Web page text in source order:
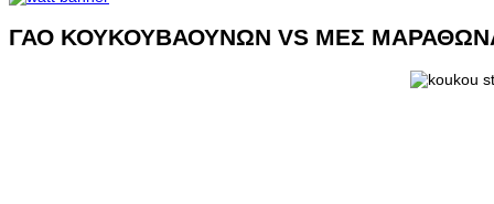
ΓΑΟ ΚΟΥΚΟΥΒΑΟΥΝΩΝ VS ΜΕΣ